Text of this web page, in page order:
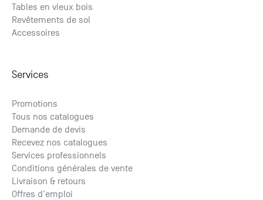
Tables en vieux bois
Revêtements de sol
Accessoires
Services
Promotions
Tous nos catalogues
Demande de devis
Recevez nos catalogues
Services professionnels
Conditions générales de vente
Livraison & retours
Offres d'emploi